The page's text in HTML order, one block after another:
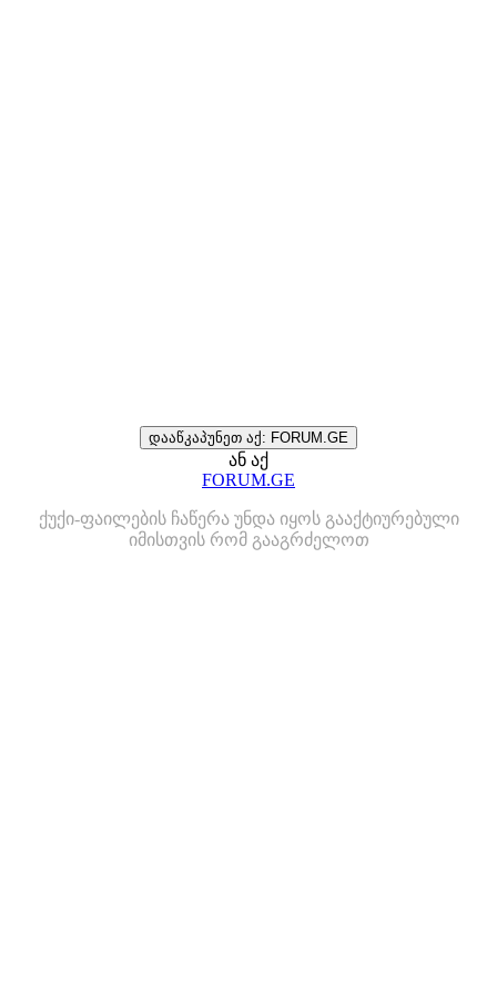
დააწკაპუნეთ აქ: FORUM.GE
ან აქ
FORUM.GE
ქუქი-ფაილების ჩაწერა უნდა იყოს გააქტიურებული
იმისთვის რომ გააგრძელოთ